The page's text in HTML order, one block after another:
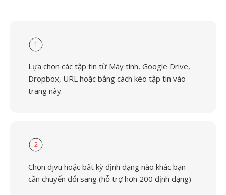
1
Lựa chọn các tập tin từ Máy tính, Google Drive,
Dropbox, URL hoặc bằng cách kéo tập tin vào
trang này.
2
Chọn djvu hoặc bất kỳ định dạng nào khác bạn
cần chuyển đổi sang (hỗ trợ hơn 200 định dạng)